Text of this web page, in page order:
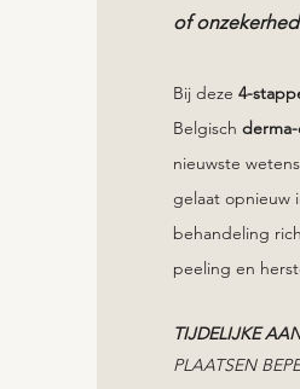
of
Bij deze 4-
Belgisch
nieuwste
gelaat opnieuw
behandeling
peeling en
TIJDELIJKE
PLAATSEN